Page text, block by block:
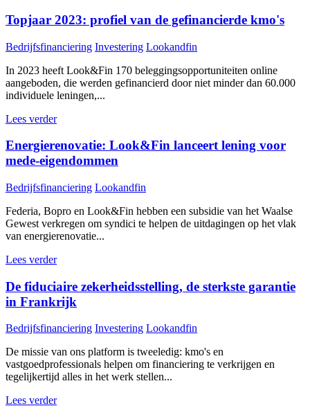
Topjaar 2023: profiel van de gefinancierde kmo's
Bedrijfsfinanciering Investering Lookandfin
In 2023 heeft Look&Fin 170 beleggingsopportuniteiten online
aangeboden, die werden gefinancierd door niet minder dan 60.000
individuele leningen,...
Lees verder
Energierenovatie: Look&Fin lanceert lening voor
mede-eigendommen
Bedrijfsfinanciering Lookandfin
Federia, Bopro en Look&Fin hebben een subsidie van het Waalse
Gewest verkregen om syndici te helpen de uitdagingen op het vlak
van energierenovatie...
Lees verder
De fiduciaire zekerheidsstelling, de sterkste garantie
in Frankrijk
Bedrijfsfinanciering Investering Lookandfin
De missie van ons platform is tweeledig: kmo's en
vastgoedprofessionals helpen om financiering te verkrijgen en
tegelijkertijd alles in het werk stellen...
Lees verder